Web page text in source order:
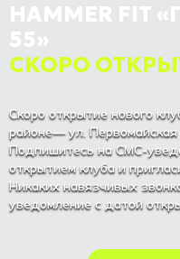
HAMMER FIT
55»
СКОРО
Скоро открытие нового
районе— ул. Первомайская
Подпишитесь на СМС-
открытием клуба и
Никаких навязчивых
уведомление с датой